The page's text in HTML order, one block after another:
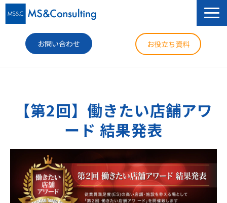
お問い合わせ お役立ち資料
セミナー
コラム
ニュース
企業情報
【第2回】働きたい店舗アワ
ード 結果発表